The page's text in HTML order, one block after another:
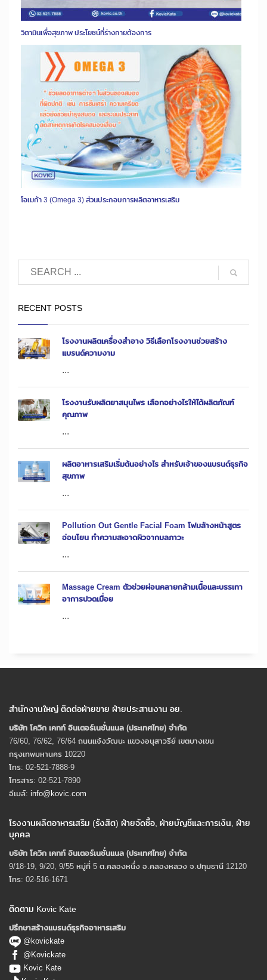
วิตามินเพื่อสุขภาพ ประโยชน์ที่ร่างกายต้องการ
โอเมก้า 3 (Omega 3) ส่วนประกอบการผลิตอาหารเสริม
RECENT POSTS
โรงงานผลิตเครื่องสำอาง วิธีเลือกโรงงานช่วยสร้าง
แบรนด์ความงาม
...
โรงงานรับผลิตยาสมุนไพร เลือกอย่างไรให้ได้ผลิตภัณฑ์
คุณภาพ
...
ผลิตอาหารเสริมเริ่มต้นอย่างไร สำหรับเจ้าของแบรนด์ธุรกิจ
สุขภาพ
...
Pollution Out Gentle Facial Foam โฟมล้างหน้าสูตร
อ่อนโยน ทำความสะอาดผิวจากมลภาวะ
...
Massage Cream ตัวช่วยผ่อนคลายกล้ามเนื้อและบรรเทา
อาการปวดเมื่อย
...
สำนักงานใหญ่ ติดต่อฝ่ายขาย ฝ่ายประสานงาน อย.
บริษัท โควิก เคทท์ อินเตอร์เนชั่นแนล (ประเทศไทย) จํากัด
76/60, 76/62, 76/64 ถนนแจ้งวัฒนะ แขวงอนุสาวรีย์ เขตบางเขน
กรุงเทพมหานคร 10220
โทร: 02-521-7888-9
โทรสาร: 02-521-7890
อีเมล์: info@kovic.com
โรงงานผลิตอาหารเสริม (รังสิต) ฝ่ายจัดซื้อ, ฝ่ายบัญชีและการเงิน, ฝ่าย
บุคคล
บริษัท โควิก เคทท์ อินเตอร์เนชั่นแนล (ประเทศไทย) จํากัด
9/18-19, 9/20, 9/55 หมู่ที่ 5 ต.คลองหนึ่ง อ.คลองหลวง จ.ปทุมธานี 12120
โทร: 02-516-1671
ติดตาม Kovic Kate
ปรึกษาสร้างแบรนด์ธุรกิจอาหารเสริม
@kovickate
@Kovickate
Kovic Kate